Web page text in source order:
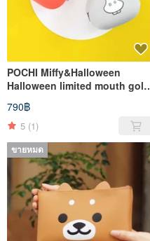
POCHI Miffy&Halloween
Halloween limited mouth gold
bag two
790฿
5 (1)
ขายหมด